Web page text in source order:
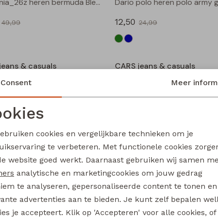
California_26z heren bermuda Bleach denim
49,99
Dario polo heren polo army
12,50 24,99
& casuals
79,99
CARS jeans & casuals
40,00 79,99
jeans & casuals
polo heren polo blue
39,99
CARS jeans & casuals
Stinger heren buiten jack
35,00
69,99
Sale
jeans & casuals
CARS jeans & casuals
cookies
cookies Marketing cookies
Consent Meer
cookies en vergelijkbare technieken om je
te verbeteren. Met functionele cookies
website goed werkt. Daarnaast gebruiken wij samen
analytische en marketingcookies om jouw gedrag
te analyseren, gepersonaliseerde content te tonen en
advertenties aan te bieden. Je kunt zelf bepalen
je accepteert. Klik op 'Accepteren' voor alle cookies, of